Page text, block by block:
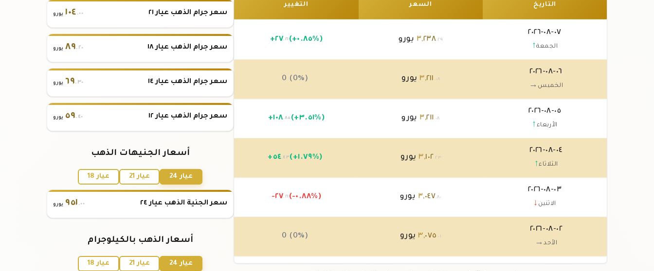
التاريخ السعر التغيير
٠٧-٠٨-٢٠٢٦
الجمعة↑
٣,٢٣٨.٢٩ يورو +٢٧ .٢١ (+٠.٨٥%)
٠٦-٠٨-٢٠٢٦
الخميس →
٣,٢١١ .٠٨ يورو 0 (0%)
٠٥-٠٨-٢٠٢٦
الأربعاء ↑
٣,٢١١.٠٨ يورو +١٠٨ .٨٥ (+٣.٥١%)
٠٤-٠٨-٢٠٢٦
الثلاثاء↑
٣,١٠٢.٢٣ يورو +٥٤ .٤٣ (+١.٧٩%)
٠٣-٠٨-٢٠٢٦
الاثنين ↓
٣,٠٤٧.٨٠ يورو -٢٧ .٢١ (-٠.٨٨%)
٠٢-٠٨-٢٠٢٦
الأحد→
٣,٠٧٥.٠١ يورو 0 (0%)
سعر جرام الذهب عيار ٢١ ١٠٤ .٠٠ يورو
سعر جرام الذهب عيار ١٨ ٨٩.٢٠ يورو
سعر جرام الذهب عيار ١٤ ٦٩.٣٠ يورو
سعر جرام الذهب عيار ١٢ ٥٩.٤٠ يورو
أسعار الجنيهات الذهب
عيار 24 عيار 21 عيار 18
سعر الجنية الذهب عيار ٢٤ ٩٥١ .٠٠ يورو
أسعار الذهب بالكيلوجرام
عيار 24 عيار 21 عيار 18